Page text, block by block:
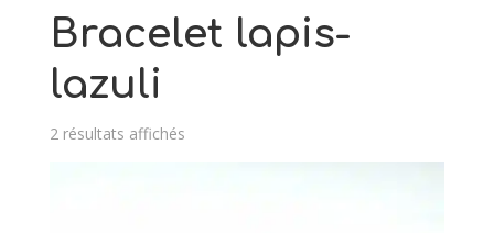
Bracelet lapis-
lazuli
2 résultats affichés